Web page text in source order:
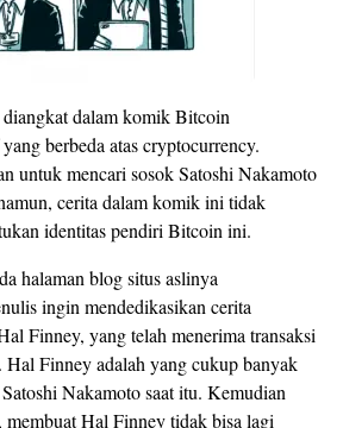
diangkat dalam komik Bitcoin
berbeda atas cryptocurrency.
untuk mencari sosok Satoshi Nakamoto
cerita dalam komik ini tidak
identitas pendiri Bitcoin ini.
halaman blog situs aslinya
ingin mendedikasikan cerita
Finney, yang telah menerima transaksi
Finney adalah yang cukup banyak
Nakamoto saat itu. Kemudian
Hal Finney tidak bisa lagi